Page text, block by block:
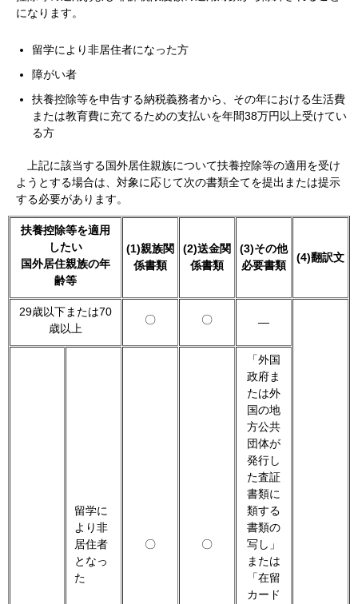
になります。
留学により非居住者になった方
障がい者
扶養控除等を申告する納税義務者から、その年における生活費
または教育費に充てるための支払いを年間38万円以上受けてい
る方
上記に該当する国外居住親族について扶養控除等の適用を受け
ようとする場合は、対象に応じて次の書類全てを提出または提示
する必要があります。
扶養控除等を適用
したい
国外居住親族の年
齢等
(1)親族関
係書類
(2)送金関
係書類
(3)その他
必要書類
(4)翻訳文
29歳以下または70
歳以上
〇 〇 ―
留学に
より非
居住者
となっ
た
〇 〇
「外国
政府ま
たは外
国の地
方公共
団体が
発行し
た査証
書類に
類する
書類の
写し」
または
「在留
カード